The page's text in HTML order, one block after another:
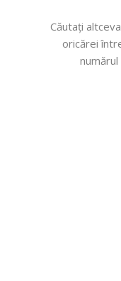
Căutați
oricărei